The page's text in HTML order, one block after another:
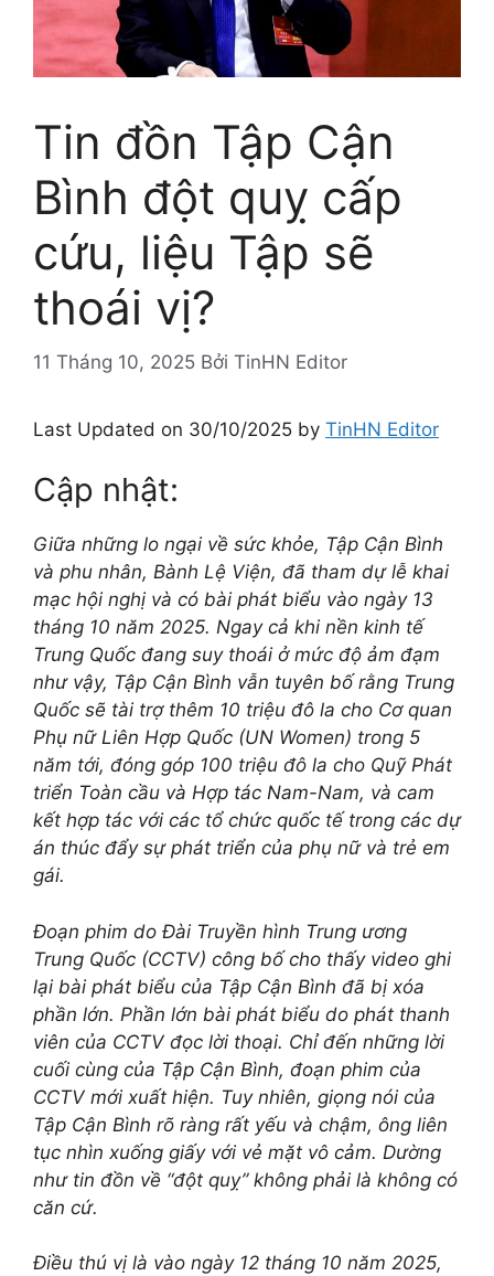
Tin đồn Tập Cận
Bình đột quỵ cấp
cứu, liệu Tập sẽ
thoái vị?
11 Tháng 10, 2025 Bởi TinHN Editor
Last Updated on 30/10/2025 by TinHN Editor
Cập nhật:
Giữa những lo ngại về sức khỏe, Tập Cận Bình
và phu nhân, Bành Lệ Viện, đã tham dự lễ khai
mạc hội nghị và có bài phát biểu vào ngày 13
tháng 10 năm 2025. Ngay cả khi nền kinh tế
Trung Quốc đang suy thoái ở mức độ ảm đạm
như vậy, Tập Cận Bình vẫn tuyên bố rằng Trung
Quốc sẽ tài trợ thêm 10 triệu đô la cho Cơ quan
Phụ nữ Liên Hợp Quốc (UN Women) trong 5
năm tới, đóng góp 100 triệu đô la cho Quỹ Phát
triển Toàn cầu và Hợp tác Nam-Nam, và cam
kết hợp tác với các tổ chức quốc tế trong các dự
án thúc đẩy sự phát triển của phụ nữ và trẻ em
gái.
Đoạn phim do Đài Truyền hình Trung ương
Trung Quốc (CCTV) công bố cho thấy video ghi
lại bài phát biểu của Tập Cận Bình đã bị xóa
phần lớn. Phần lớn bài phát biểu do phát thanh
viên của CCTV đọc lời thoại. Chỉ đến những lời
cuối cùng của Tập Cận Bình, đoạn phim của
CCTV mới xuất hiện. Tuy nhiên, giọng nói của
Tập Cận Bình rõ ràng rất yếu và chậm, ông liên
tục nhìn xuống giấy với vẻ mặt vô cảm. Dường
như tin đồn về “đột quỵ” không phải là không có
căn cứ.
Điều thú vị là vào ngày 12 tháng 10 năm 2025,